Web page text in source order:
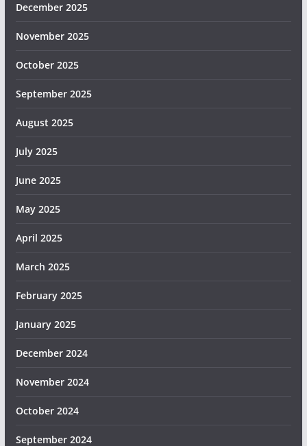
December 2025
November 2025
October 2025
September 2025
August 2025
July 2025
June 2025
May 2025
April 2025
March 2025
February 2025
January 2025
December 2024
November 2024
October 2024
September 2024